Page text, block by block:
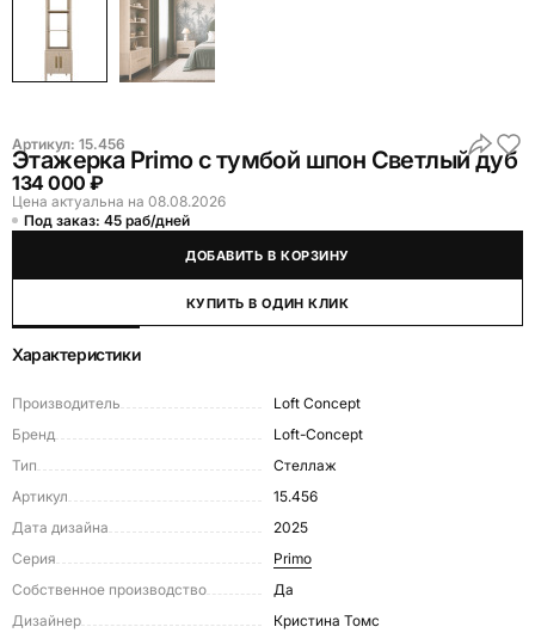
Артикул: 15.456
Этажерка Primo с тумбой шпон Светлый дуб
134 000 ₽
Цена актуальна на 08.08.2026
Под заказ: 45 раб/дней
ДОБАВИТЬ В КОРЗИНУ
КУПИТЬ В ОДИН КЛИК
Характеристики
Производитель
Loft Concept
Бренд
Loft-Concept
Тип
Стеллаж
Артикул
15.456
Дата дизайна
2025
Серия
Primo
Собственное производство
Да
Дизайнер
Кристина Томс